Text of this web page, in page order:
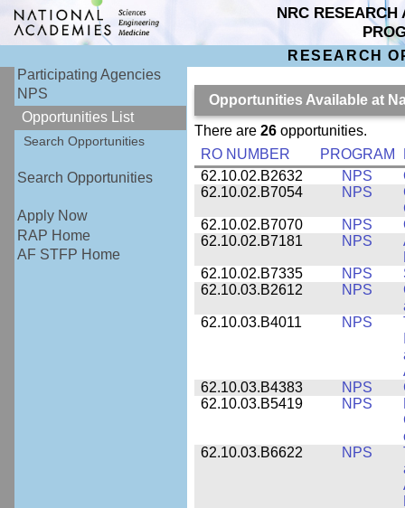
NRC RESEARCH
RESEARCH
Participating Agencies
NPS
Opportunities List
Search Opportunities
Search Opportunities
Apply Now
RAP Home
AF STFP Home
Opportunities Available at
There are 26opportunities.
RO NUMBER
PROGRAM
62.10.02.B2632
NPS
62.10.02.B7054
NPS
62.10.02.B7070
NPS
62.10.02.B7181
NPS
62.10.02.B7335
NPS
62.10.03.B2612
NPS
62.10.03.B4011
NPS
62.10.03.B4383
NPS
62.10.03.B5419
NPS
62.10.03.B6622
NPS